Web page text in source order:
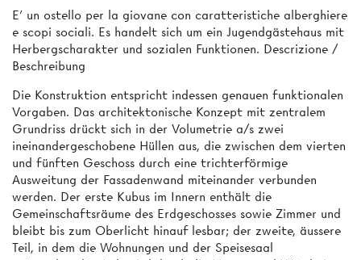
E' un ostello per la giovane con caratteristiche alberghiere
e scopi sociali. Es handelt sich um ein Jugendgästehaus mit
Herbergscharakter und sozialen Funktionen. Descrizione /
Beschreibung
Die Konstruktion entspricht indessen genauen funktionalen
Vorgaben. Das architektonische Konzept mit zentralem
Grundriss drückt sich in der Volumetrie a/s zwei
ineinandergeschobene Hüllen aus, die zwischen dem vierten
und fünften Geschoss durch eine trichterförmige
Ausweitung der Fassadenwand miteinander verbunden
werden. Der erste Kubus im Innern enthält die
Gemeinschaftsräume des Erdgeschosses sowie Zimmer und
bleibt bis zum Oberlicht hinauf lesbar; der zweite, äussere
Teil, in dem die Wohnungen und der Speisesaal